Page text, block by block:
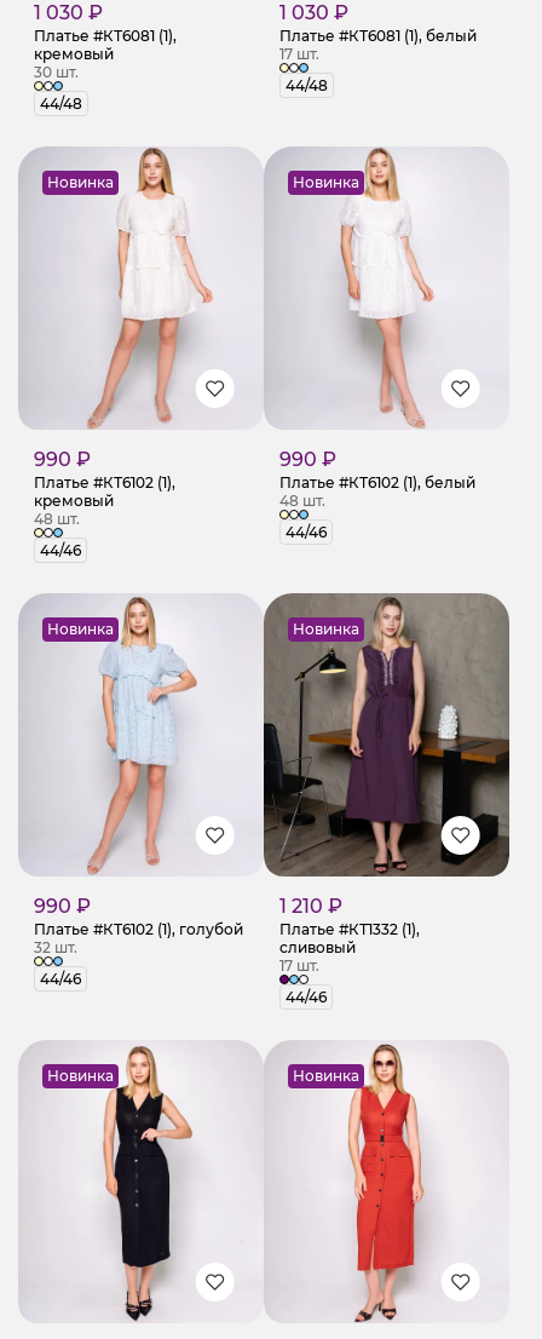
1 030 ₽
Платье #КТ6081 (1),
кремовый
30 шт.
44/48
1 030 ₽
Платье #КТ6081 (1), белый
17 шт.
44/48
Новинка
990 ₽
Платье #КТ6102 (1),
кремовый
48 шт.
44/46
Новинка
990 ₽
Платье #КТ6102 (1), белый
48 шт.
44/46
Новинка
990 ₽
Платье #КТ6102 (1), голубой
32 шт.
44/46
Новинка
1 210 ₽
Платье #КТ1332 (1),
сливовый
17 шт.
44/46
Новинка Новинка